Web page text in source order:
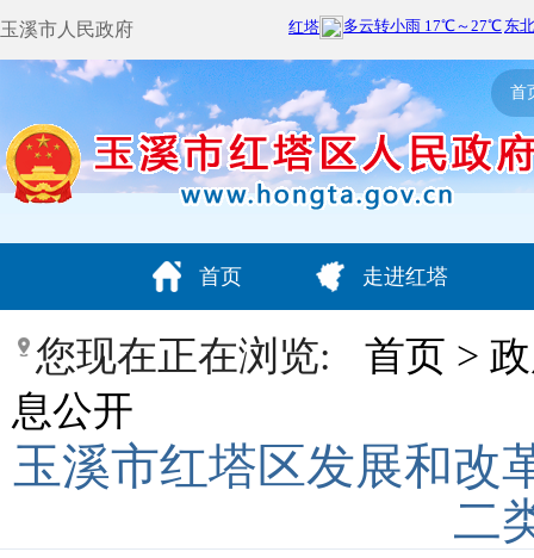
玉溪市人民政府
首
首页 走进红塔
您现在正在浏览: 首页 >
息公开
玉溪市红塔区发展和改
二